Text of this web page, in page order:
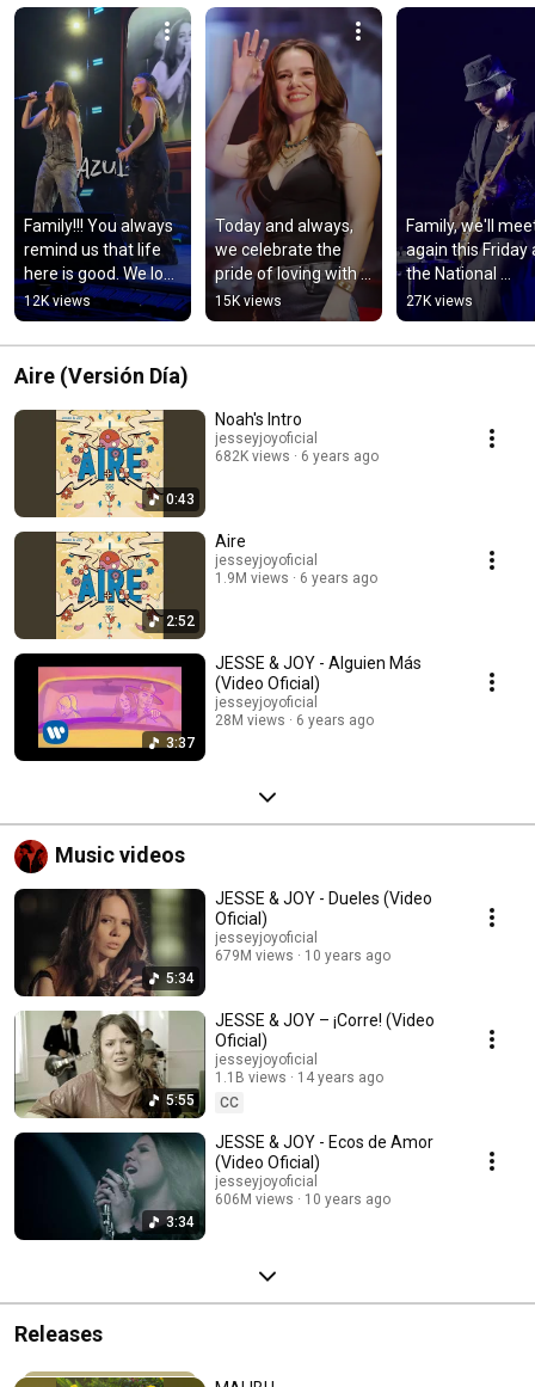
Family!!! You always
remind us that life
here is good. We love
you!! 🌴✨
12K views
Today and always,
we celebrate the
pride of loving with
an open heart and
without fear. 🏳️‍🌈 💛
#H...
15K views
Family, we'll
again this Friday
the National
Auditorium!!! 🎤
27K views
Aire (Versión Día)
0:43
Noah's Intro
jesseyjoyoficial
682K views
6 years ago
2:52
Aire
jesseyjoyoficial
1.9M views
6 years ago
3:37
JESSE & JOY - Alguien Más
(Video Oficial)
jesseyjoyoficial
28M views
6 years ago
Music videos
5:34
JESSE & JOY - Dueles (Video
Oficial)
jesseyjoyoficial
679M views
10 years ago
5:55
JESSE & JOY – ¡Corre! (Video
Oficial)
jesseyjoyoficial
1.1B views
14 years ago
CC
3:34
JESSE & JOY - Ecos de Amor
(Video Oficial)
jesseyjoyoficial
606M views
10 years ago
Releases